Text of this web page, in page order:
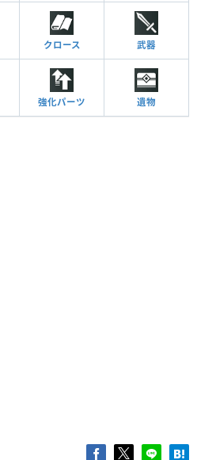
クロース 武器
強化パーツ 遺物